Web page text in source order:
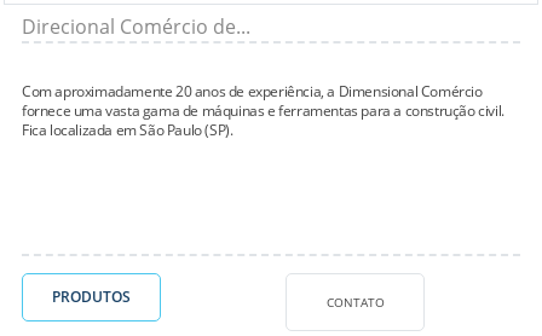
Direcional Comércio de...
Com aproximadamente 20 anos de experiência, a Dimensional Comércio
fornece uma vasta gama de máquinas e ferramentas para a construção civil.
Fica localizada em São Paulo (SP).
PRODUTOS CONTATO